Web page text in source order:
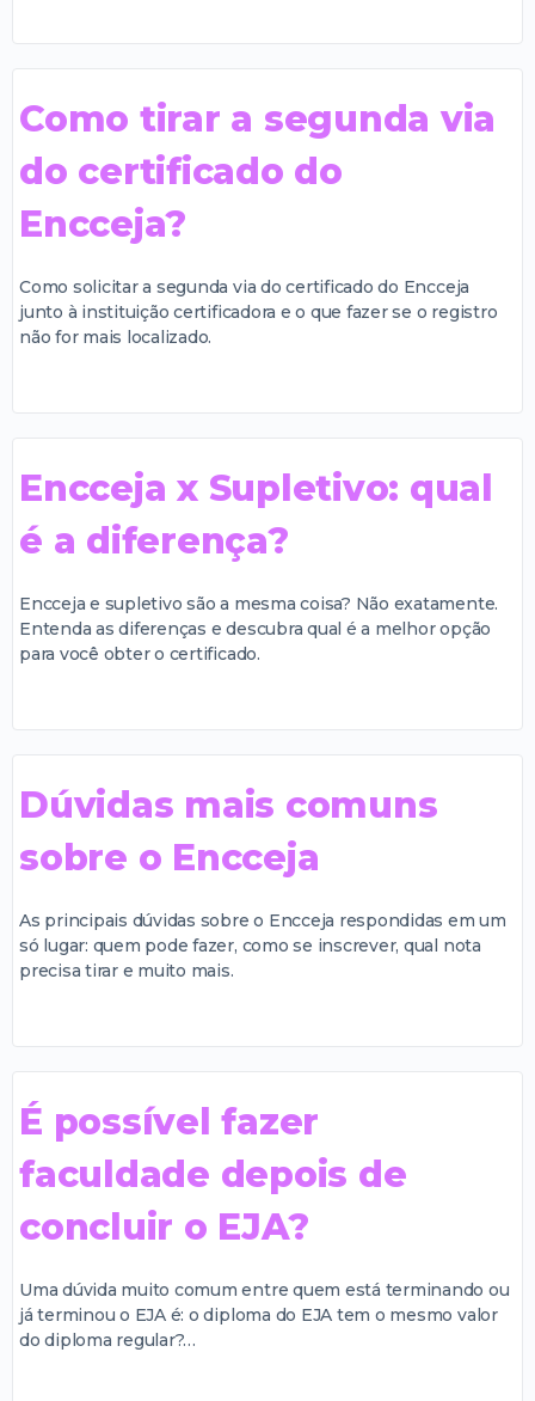
Como tirar a segunda via
do certificado do
Encceja?
Como solicitar a segunda via do certificado do Encceja
junto à instituição certificadora e o que fazer se o registro
não for mais localizado.
Encceja x Supletivo: qual
é a diferença?
Encceja e supletivo são a mesma coisa? Não exatamente.
Entenda as diferenças e descubra qual é a melhor opção
para você obter o certificado.
Dúvidas mais comuns
sobre o Encceja
As principais dúvidas sobre o Encceja respondidas em um
só lugar: quem pode fazer, como se inscrever, qual nota
precisa tirar e muito mais.
É possível fazer
faculdade depois de
concluir o EJA?
Uma dúvida muito comum entre quem está terminando ou
já terminou o EJA é: o diploma do EJA tem o mesmo valor
do diploma regular?…